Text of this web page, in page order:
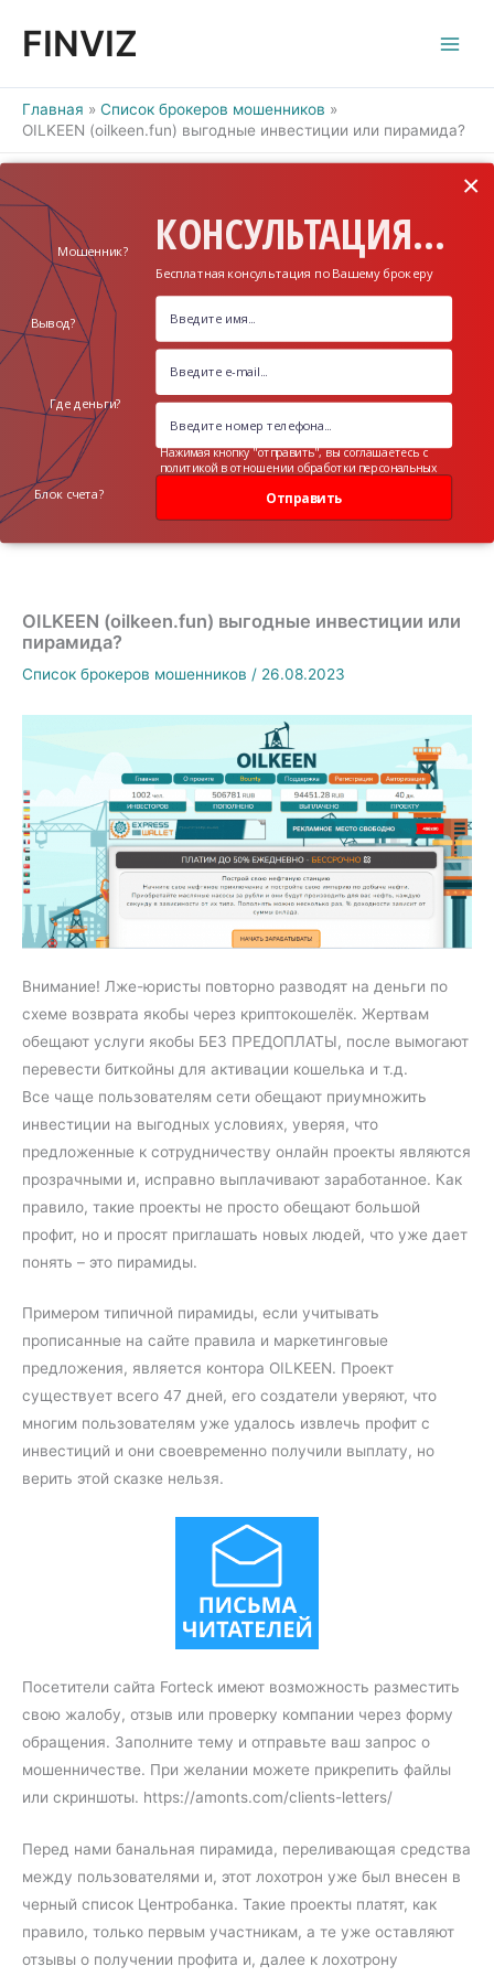
FINVIZ
Главная
Список брокеров мошенников
OILKEEN (oilkeen.fun) выгодные инвестиции или пирамида?
КОНСУЛЬТАЦИЯ...
Бесплатная консультация по Вашему брокеру
Мошенник?
Вывод?
Где деньги?
Блок счета? Отправить
×
Нажимая кнопку "отправить", вы соглашаетесь с
политикой в отношении обработки персональных
OILKEEN (oilkeen.fun) выгодные инвестиции или
пирамида?
Список брокеров мошенников / 26.08.2023
Внимание! Лже-юристы повторно разводят на деньги по
схеме возврата якобы через криптокошелёк. Жертвам
обещают услуги якобы БЕЗ ПРЕДОПЛАТЫ, после вымогают
перевести биткойны для активации кошелька и т.д.
Все чаще пользователям сети обещают приумножить
инвестиции на выгодных условиях, уверяя, что
предложенные к сотрудничеству онлайн проекты являются
прозрачными и, исправно выплачивают заработанное. Как
правило, такие проекты не просто обещают большой
профит, но и просят приглашать новых людей, что уже дает
понять – это пирамиды.
Примером типичной пирамиды, если учитывать
прописанные на сайте правила и маркетинговые
предложения, является контора OILKEEN. Проект
существует всего 47 дней, его создатели уверяют, что
многим пользователям уже удалось извлечь профит с
инвестиций и они своевременно получили выплату, но
верить этой сказке нельзя.
Посетители сайта Forteck имеют возможность разместить
свою жалобу, отзыв или проверку компании через форму
обращения. Заполните тему и отправьте ваш запрос о
мошенничестве. При желании можете прикрепить файлы
или скриншоты. https://amonts.com/clients-letters/
Перед нами банальная пирамида, переливающая средства
между пользователями и, этот лохотрон уже был внесен в
черный список Центробанка. Такие проекты платят, как
правило, только первым участникам, а те уже оставляют
отзывы о получении профита и, далее к лохотрону